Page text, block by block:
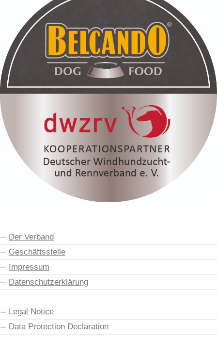
Der Verband
Geschäftsstelle
Impressum
Datenschutzerklärung
Legal Notice
Data Protection Declaration